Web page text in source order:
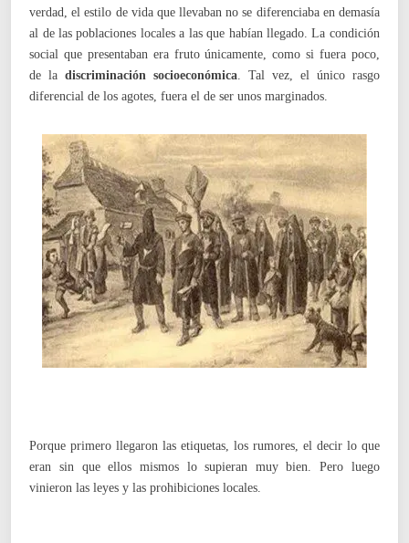
verdad, el estilo de vida que llevaban no se diferenciaba en demasía
al de las poblaciones locales a las que habían llegado. La condición
social que presentaban era fruto únicamente, como si fuera poco,
de ladiscriminación socioeconómica. Tal vez, el único rasgo
diferencial de los agotes, fuera el de ser unos marginados.
Porque primero llegaron las etiquetas, los rumores, el decir lo que
eran sin que ellos mismos lo supieran muy bien. Pero luego
vinieron las leyes y las prohibiciones locales.